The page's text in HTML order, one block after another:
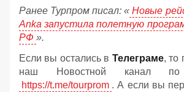
Ранее Турпром писал: « Новые
Anka запустила полетную
РФ ».
Если вы остались в Телеграме, то
наш Новостной канал
https://t.me/tourprom . А если вы